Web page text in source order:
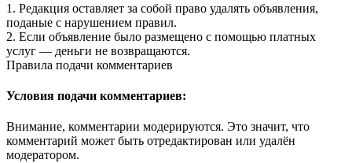
1. Редакция оставляет за собой право удалять объявления,
поданые с нарушением правил.
2. Если объявление было размещено с помощью платных
услуг — деньги не возвращаются.
Правила подачи комментариев
Условия подачи комментариев:
Внимание, комментарии модерируются. Это значит, что
комментарий может быть отредактирован или удалён
модератором.